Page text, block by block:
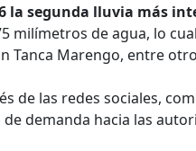
la segunda lluvia más
milímetros de agua, lo
Tanca Marengo, entre
de las redes sociales,
demanda hacia las